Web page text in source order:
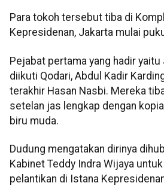
Para tokoh tersebut tiba di
Kepresidenan, Jakarta mulai
Pejabat pertama yang hadir
diikuti Qodari, Abdul Kadir
terakhir Hasan Nasbi. Mereka
setelan jas lengkap dengan
biru muda.
Dudung mengatakan dirinya
Kabinet Teddy Indra Wijaya
pelantikan di Istana